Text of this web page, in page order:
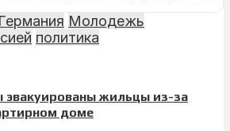
Германия Молодежь
политика
эвакуированы жильцы из-за
доме